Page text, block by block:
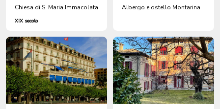
Chiesa di S. Maria Immacolata
XIX secolo
Albergo e ostello Montarina